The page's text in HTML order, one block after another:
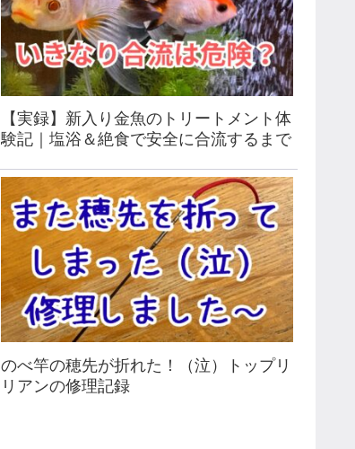
【実録】新入り金魚のトリートメント体
験記｜塩浴＆絶食で安全に合流するまで
のべ竿の穂先が折れた！（泣）トップリ
リアンの修理記録